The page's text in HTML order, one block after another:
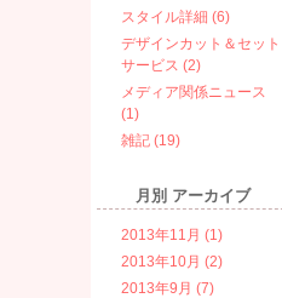
スタイル詳細 (6)
デザインカット＆セット
サービス (2)
メディア関係ニュース
(1)
雑記 (19)
月別 アーカイブ
2013年11月 (1)
2013年10月 (2)
2013年9月 (7)